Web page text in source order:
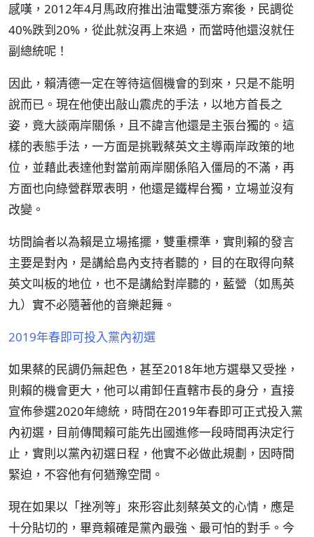
感嘆，2012年4月馬政府推出油電雙漲方案後，民調從
40%跌到20%，從此就沒再上來過，而當時他還沒就任
副總統呢！
因此，賴清德一定在等待這個機會的到來，只是不能明
說而已。現在他使出敲山震虎的手法，以地方首長之
姿，竟大談兩岸關係，且不諱言他還是主張台獨的。這
樣的表態手法，一方面是挑戰蔡英文主導兩岸政策的地
位，並藉此表達他對當前兩岸關係陷入僵局的不滿，再
方面也向綠營群眾表明，他還是鐵桿台獨，立場並沒有
改變。
坊間論者以為賴是立場搖擺，雙重標準，實則賴的發言
主要是對內，是講給島內支持者聽的，目的在取得向蔡
英文叫板的地位，也不是講給對岸聽的，藍營（如馬英
九）實不必隨著他的音樂起舞。
2019年春即可投入黨內初選
如果蔡的民調仍無起色，甚至2018年地方選舉又受挫，
則賴的機會更大，他可以甫卸任直轄市長的身分，直接
宣佈參選2020年總統，時間在2019年春即可正式投入黨
內初選，目前傳聞賴可能先出國進修一段時間再決定行
止，實則以黨內初選日程，他實不必做此規劃，因時間
緊迫，不容他有何猶豫空間。
現在如果以「挫冽等」來形容此刻蔡英文的心情，應是
十分貼切的，畢竟賴確是黨內最強、最可怕的對手。今